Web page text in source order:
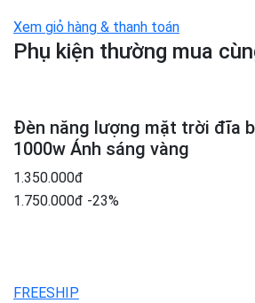
Xem giỏ hàng & thanh toán
Phụ kiện thường mua
Đèn năng lượng mặt trời đĩa
1000w Ánh sáng vàng
1.350.000đ
1.750.000đ -23%
FREESHIP